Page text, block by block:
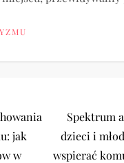
jak
w
Spektrum
dzieci i
wspierać